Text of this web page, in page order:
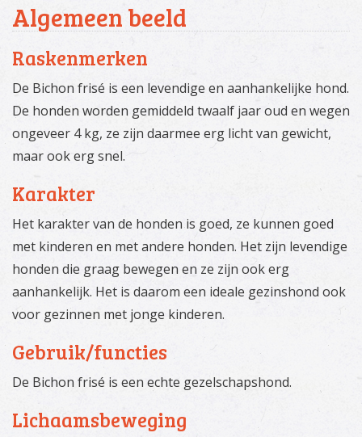
Algemeen beeld
Raskenmerken
De Bichon frisé is een levendige en aanhankelijke hond.
De honden worden gemiddeld twaalf jaar oud en wegen
ongeveer 4 kg, ze zijn daarmee erg licht van gewicht,
maar ook erg snel.
Karakter
Het karakter van de honden is goed, ze kunnen goed
met kinderen en met andere honden. Het zijn levendige
honden die graag bewegen en ze zijn ook erg
aanhankelijk. Het is daarom een ideale gezinshond ook
voor gezinnen met jonge kinderen.
Gebruik/functies
De Bichon frisé is een echte gezelschapshond.
Lichaamsbeweging